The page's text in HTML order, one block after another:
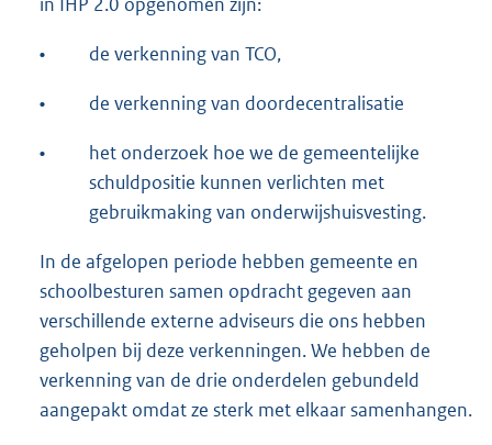
• de verkenning van TCO,
• de verkenning van doordecentralisatie
•
het onderzoek hoe we de gemeentelijke
schuldpositie kunnen verlichten met
gebruikmaking van onderwijshuisvesting.
In de afgelopen periode hebben gemeente en
schoolbesturen samen opdracht gegeven aan
verschillende externe adviseurs die ons hebben
geholpen bij deze verkenningen. We hebben de
verkenning van de drie onderdelen gebundeld
aangepakt omdat ze sterk met elkaar samenhangen.